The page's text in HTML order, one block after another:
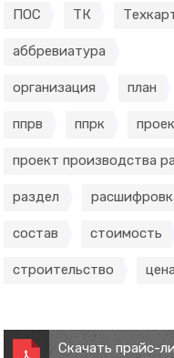
ПОС ТК
аббревиатура
организация план
ппрв ппрк
проект производства
раздел
состав стоимость
строительство цена
Скачать прайс-